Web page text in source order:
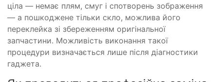
ціла — немає плям, смуг і спотворень зображення
— а пошкоджене тільки скло, можлива його
переклейка зі збереженням оригінальної
запчастини. Можливість виконання такої
процедури визначається лише після діагностики
гаджета.